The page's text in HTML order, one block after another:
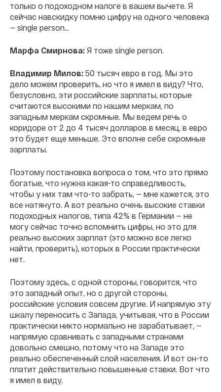
только о подоходном налоге в вашем вычете. Я
сейчас навскидку помню цифру на одного человека
— single person…
Марфа Смирнова: Я тоже single person.
Владимир Милов: 50 тысяч евро в год. Мы это
дело можем проверить, но что я имел в виду? Что,
безусловно, эти российские зарплаты, которые
считаются высокими по нашим меркам, по
западным меркам скромные. Мы ведем речь о
коридоре от 2 до 4 тысяч долларов в месяц, в евро
это будет еще меньше. Это вполне себе скромные
зарплаты.
Поэтому постановка вопроса о том, что это прямо
богатые, что нужна какая-то справедливость,
чтобы у них там что-то забрать, — мне кажется, это
все натянуто. А вот реально очень высокие ставки
подоходных налогов, типа 42% в Германии — не
могу сейчас точно вспомнить цифры, но это для
реально высоких зарплат (это можно все легко
найти, проверить), которых в России практически
нет.
Поэтому здесь, с одной стороны, говорится, что
это западный опыт, но с другой стороны,
российские условия совсем другие. И напрямую эту
шкалу переносить с Запада, учитывая, что в России
практически никто нормально не зарабатывает, —
напрямую сравнивать с западными странами
довольно смешно, потому что на Западе это
реально обеспеченный слой населения. И вот он-то
платит действительно повышенные ставки. Вот что
я имел в виду.